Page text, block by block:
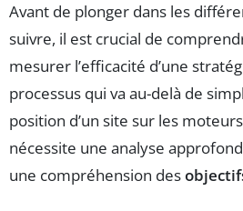
Avant de plonger dans les
suivre, il est crucial de
mesurer l’efficacité d’une
processus qui va au-delà de
position d’un site sur les
nécessite une analyse
une compréhension des